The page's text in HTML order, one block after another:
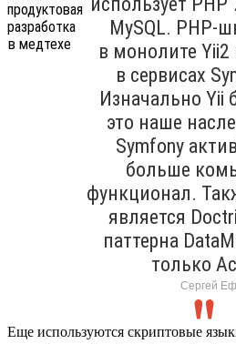
MySQL. PHP-
в монолите Yii2
в сервисах
Изначально Yii
это наше
Symfony
больше
функционал.
является
паттерна
только
Сергей
Еще используются скриптовые